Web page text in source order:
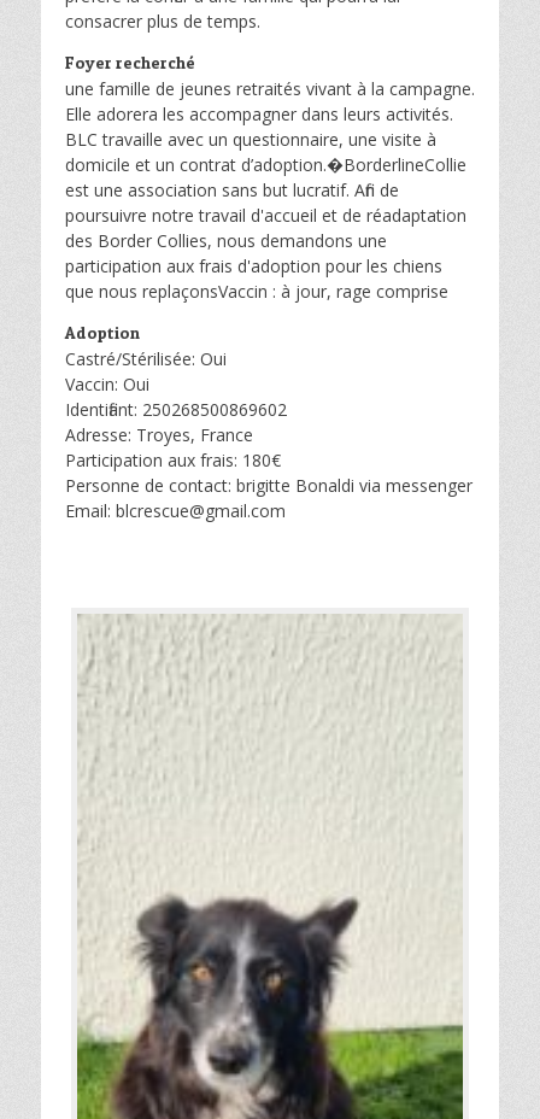
consacrer plus de temps.
Foyer recherché
une famille de jeunes retraités vivant à la campagne.
Elle adorera les accompagner dans leurs activités.
BLC travaille avec un questionnaire, une visite à
domicile et un contrat d’adoption.�BorderlineCollie
est une association sans but lucratif. Afin de
poursuivre notre travail d'accueil et de réadaptation
des Border Collies, nous demandons une
participation aux frais d'adoption pour les chiens
que nous replaçonsVaccin : à jour, rage comprise
Adoption
Castré/Stérilisée: Oui
Vaccin: Oui
Identifiant: 250268500869602
Adresse: Troyes, France
Participation aux frais: 180€
Personne de contact: brigitte Bonaldi via messenger
Email: blcrescue@gmail.com